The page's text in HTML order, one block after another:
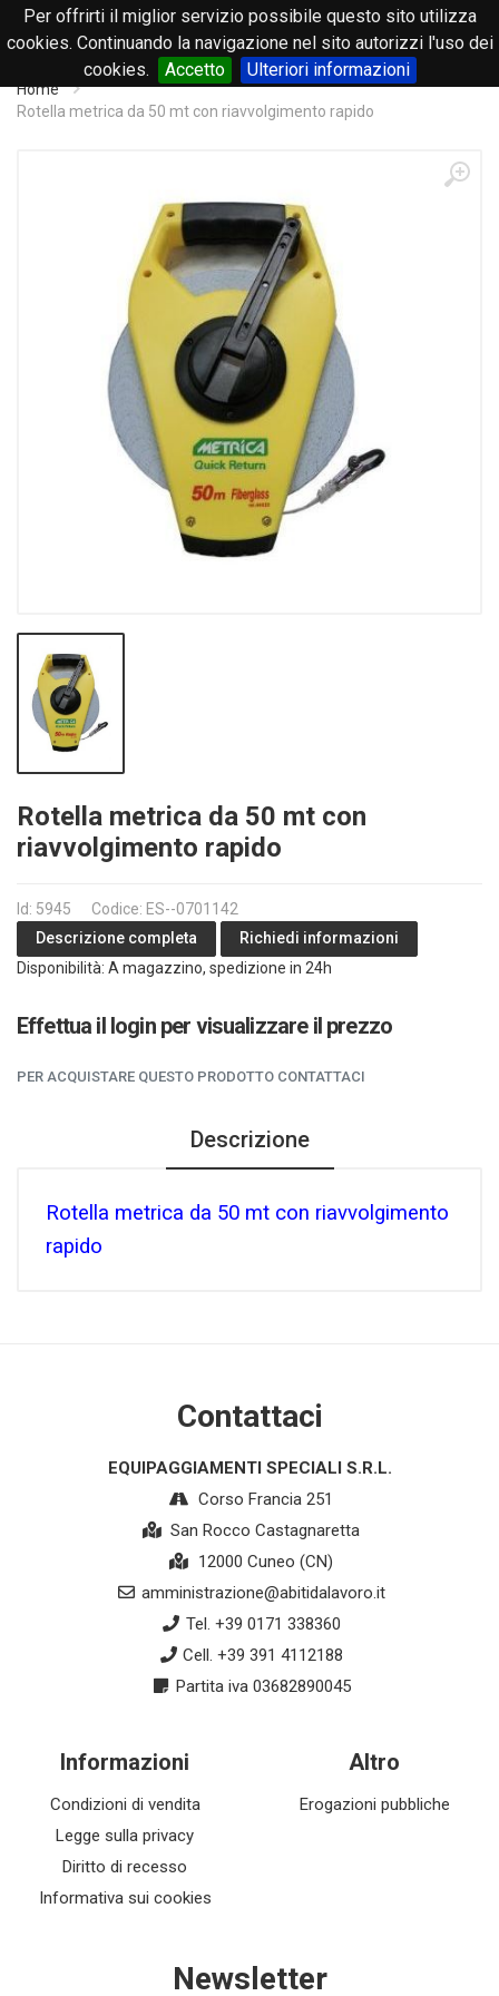
Per offrirti il miglior servizio possibile questo sito utilizza
cookies. Continuando la navigazione nel sito autorizzi l'uso dei
cookies.
Accetto Ulteriori informazioni
0
Home
Rotella metrica da 50 mt con riavvolgimento rapido
Rotella metrica da 50 mt con
riavvolgimento rapido
Id: 5945
Codice: ES--0701142
Descrizione completa
Richiedi informazioni
Disponibilità: A magazzino, spedizione in 24h
Effettua il login per visualizzare il prezzo
PER ACQUISTARE QUESTO PRODOTTO CONTATTACI
Descrizione
Rotella metrica da 50 mt con riavvolgimento
rapido
Contattaci
EQUIPAGGIAMENTI SPECIALI S.R.L.
Corso Francia 251
San Rocco Castagnaretta
12000 Cuneo (CN)
amministrazione@abitidalavoro.it
Tel. +39 0171 338360
Cell. +39 391 4112188
Partita iva 03682890045
Informazioni
Condizioni di vendita
Legge sulla privacy
Diritto di recesso
Informativa sui cookies
Altro
Erogazioni pubbliche
Newsletter